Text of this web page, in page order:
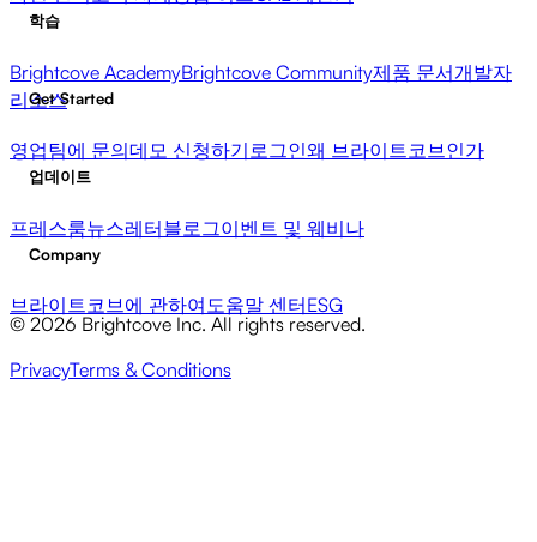
학습
Brightcove AcademyBrightcove Community제품 문서개발자
리소스
Get Started
영업팀에 문의데모 신청하기 로그인왜 브라이트코브인가
업데이트
프레스룸뉴스레터블로그이벤트 및 웨비나
Company
브라이트코브에 관하여도움말 센터ESG
© 2026 Brightcove Inc. All rights reserved.
PrivacyTerms & Conditions